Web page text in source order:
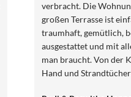
verbracht. Die
großen Terrasse ist
traumhaft, gemütlich,
ausgestattet und mit
man braucht. Von der
Hand und